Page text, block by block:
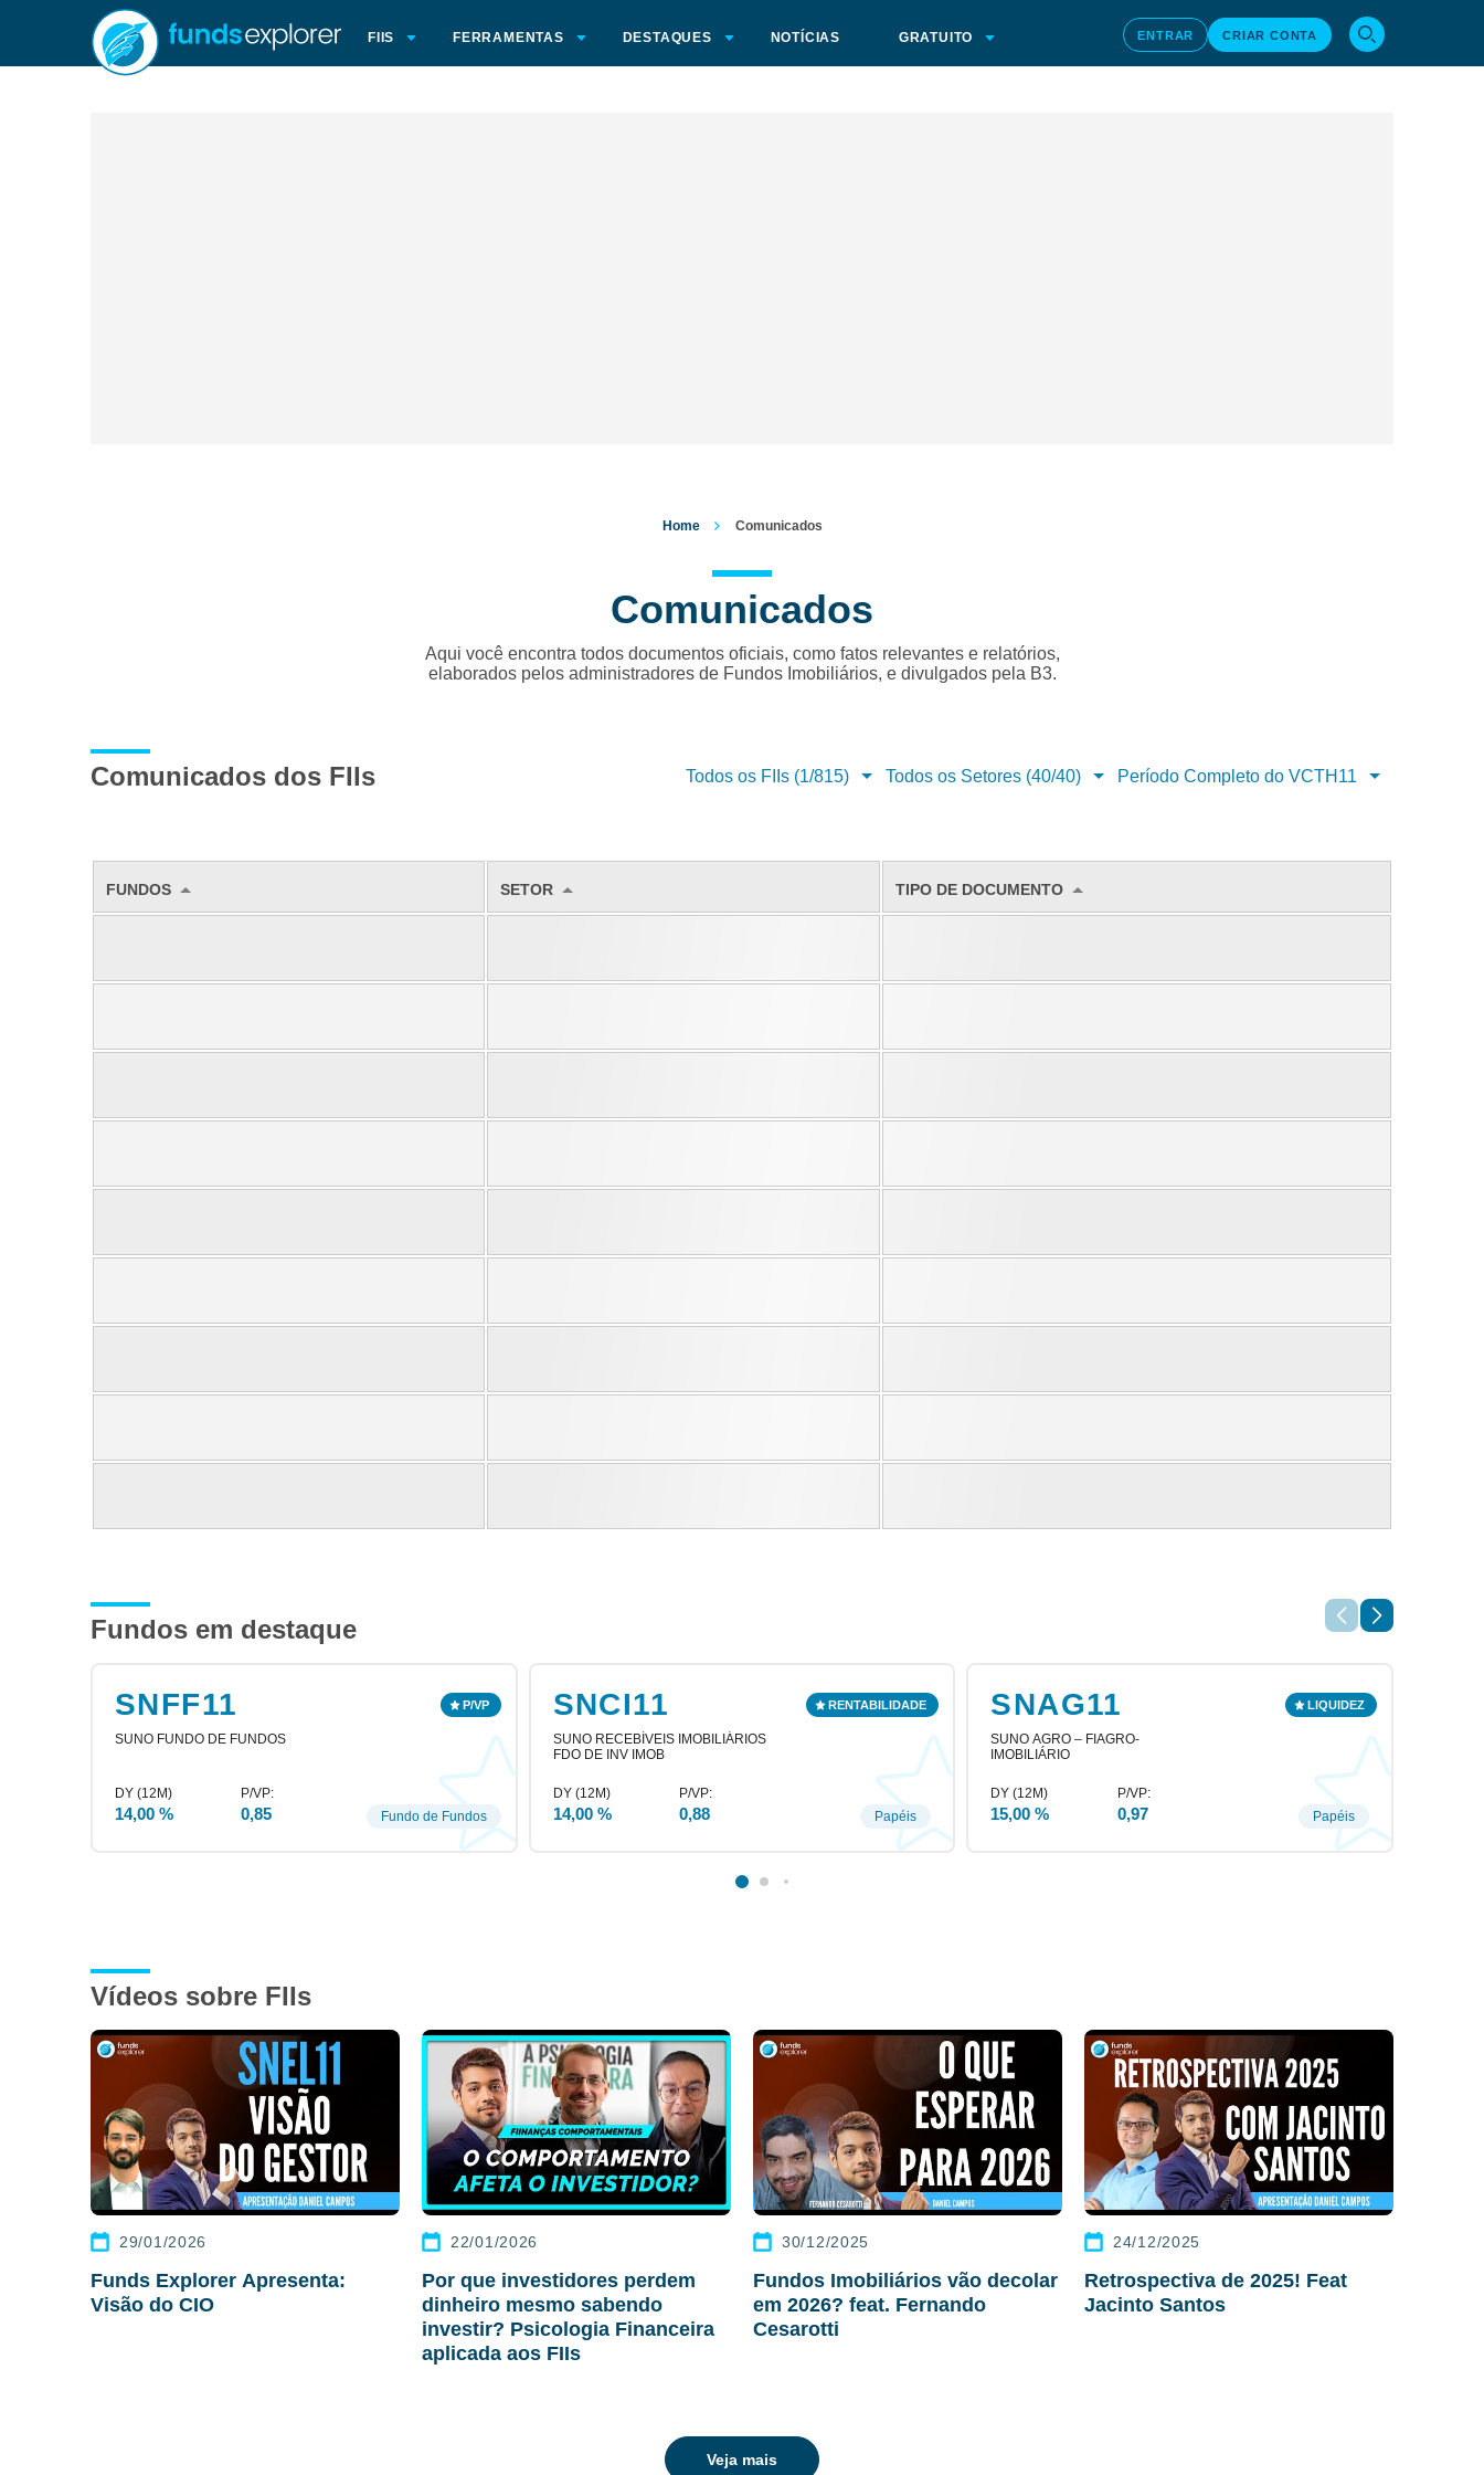
FIIS FERRAMENTAS DESTAQUES NOTÍCIAS GRATUITO ENTRAR CRIAR CONTA
Home Comunicados
Comunicados
Aqui você encontra todos documentos oficiais, como fatos relevantes e relatórios,
elaborados pelos administradores de Fundos Imobiliários, e divulgados pela B3.
Comunicados dos FIIs Todos os FIIs (1/815) Todos os Setores (40/40) Período Completo do VCTH11
FUNDOS SETOR TIPO DE DOCUMENTO
Fundos em destaque
SNFF11
SUNO FUNDO DE FUNDOS
14,00 % 0,85 Fundo de Fundos
SNCI11
SUNO RECEBÍVEIS IMOBILIÁRIOS
FDO DE INV IMOB
14,00 % 0,88 Papéis
SNAG11
SUNO AGRO – FIAGRO-
IMOBILIÁRIO
15,00 % 0,97 Papéis
Vídeos sobre FIIs
29/01/2026
Funds Explorer Apresenta:
Visão do CIO
22/01/2026
Por que investidores perdem
dinheiro mesmo sabendo
investir? Psicologia Financeira
aplicada aos FIIs
30/12/2025
Fundos Imobiliários vão decolar
em 2026? feat. Fernando
Cesarotti
24/12/2025
Retrospectiva de 2025! Feat
Jacinto Santos
Veja mais